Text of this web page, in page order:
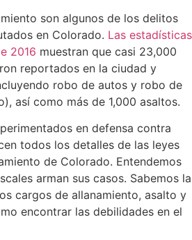
son algunos de los delitos
en Colorado. Las estadísticas
2016 muestran que casi 23,000
reportados en la ciudad y
robo de autos y robo de
así como más de 1,000 asaltos.
en defensa contra
todos los detalles de las leyes
de Colorado. Entendemos
arman sus casos. Sabemos la
cargos de allanamiento, asalto y
encontrar las debilidades en el